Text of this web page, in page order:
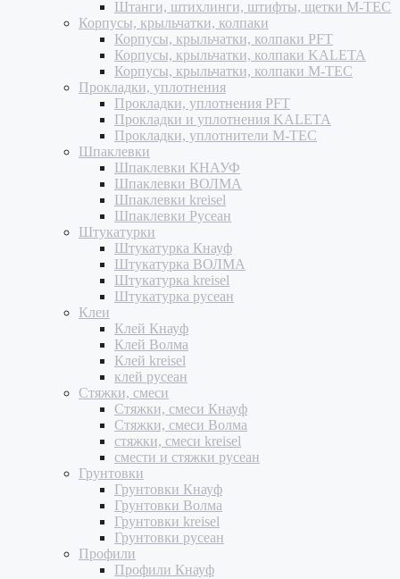
Штанги, штихлинги, штифты, щетки M-TEC
Корпусы, крыльчатки, колпаки
Корпусы, крыльчатки, колпаки PFT
Корпусы, крыльчатки, колпаки KALETA
Корпусы, крыльчатки, колпаки M-TEC
Прокладки, уплотнения
Прокладки, уплотнения PFT
Прокладки и уплотнения KALETA
Прокладки, уплотнители M-TEC
Шпаклевки
Шпаклевки КНАУФ
Шпаклевки ВОЛМА
Шпаклевки kreisel
Шпаклевки Русеан
Штукатурки
Штукатурка Кнауф
Штукатурка ВОЛМА
Штукатурка kreisel
Штукатурка русеан
Клеи
Клей Кнауф
Клей Волма
Клей kreisel
клей русеан
Стяжки, смеси
Стяжки, смеси Кнауф
Стяжки, смеси Волма
стяжки, смеси kreisel
смести и стяжки русеан
Грунтовки
Грунтовки Кнауф
Грунтовки Волма
Грунтовки kreisel
Грунтовки русеан
Профили
Профили Кнауф